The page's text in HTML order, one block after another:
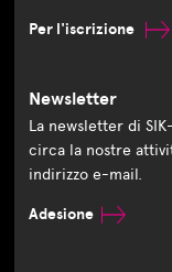
Per l'iscrizione
Newsletter
La newsletter di
circa la nostre
indirizzo e-mail.
Adesione